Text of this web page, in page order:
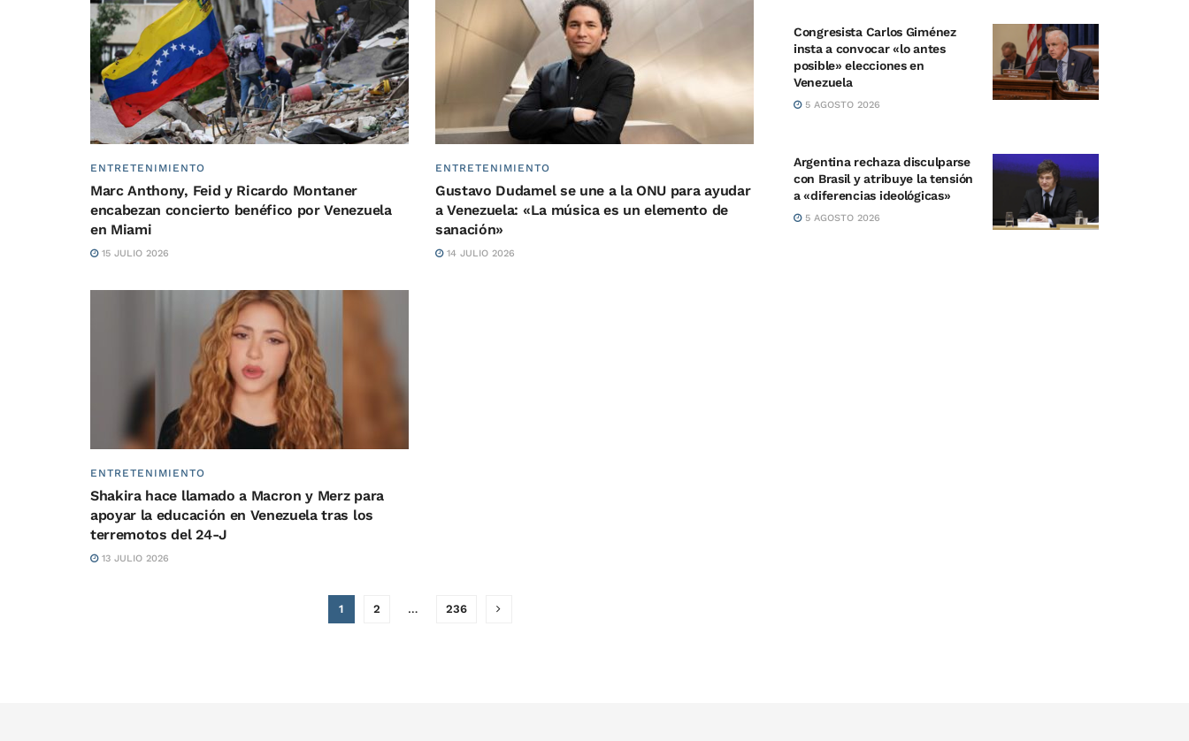
ENTRETENIMIENTO
Marc Anthony, Feid y Ricardo Montaner
encabezan concierto benéfico por Venezuela
en Miami
15 JULIO 2026
ENTRETENIMIENTO
Gustavo Dudamel se une a la ONU para ayudar
a Venezuela: «La música es un elemento de
sanación»
14 JULIO 2026
ENTRETENIMIENTO
Shakira hace llamado a Macron y Merz para
apoyar la educación en Venezuela tras los
terremotos del 24-J
13 JULIO 2026
1 2 … 236
Congresista Carlos Giménez
insta a convocar «lo antes
posible» elecciones en
Venezuela
5 AGOSTO 2026
Argentina rechaza disculparse
con Brasil y atribuye la tensión
a «diferencias ideológicas»
5 AGOSTO 2026